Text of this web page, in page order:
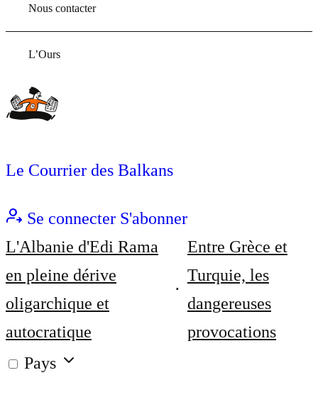
Nous contacter
L’Ours
Le Courrier des Balkans
Se connecter S'abonner
L'Albanie d'Edi Rama
en pleine dérive
oligarchique et
autocratique
Entre Grèce et
Turquie, les
dangereuses
provocations
Pays